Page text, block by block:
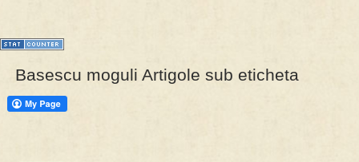
PRESA
Basescu moguli Artigole sub eticheta